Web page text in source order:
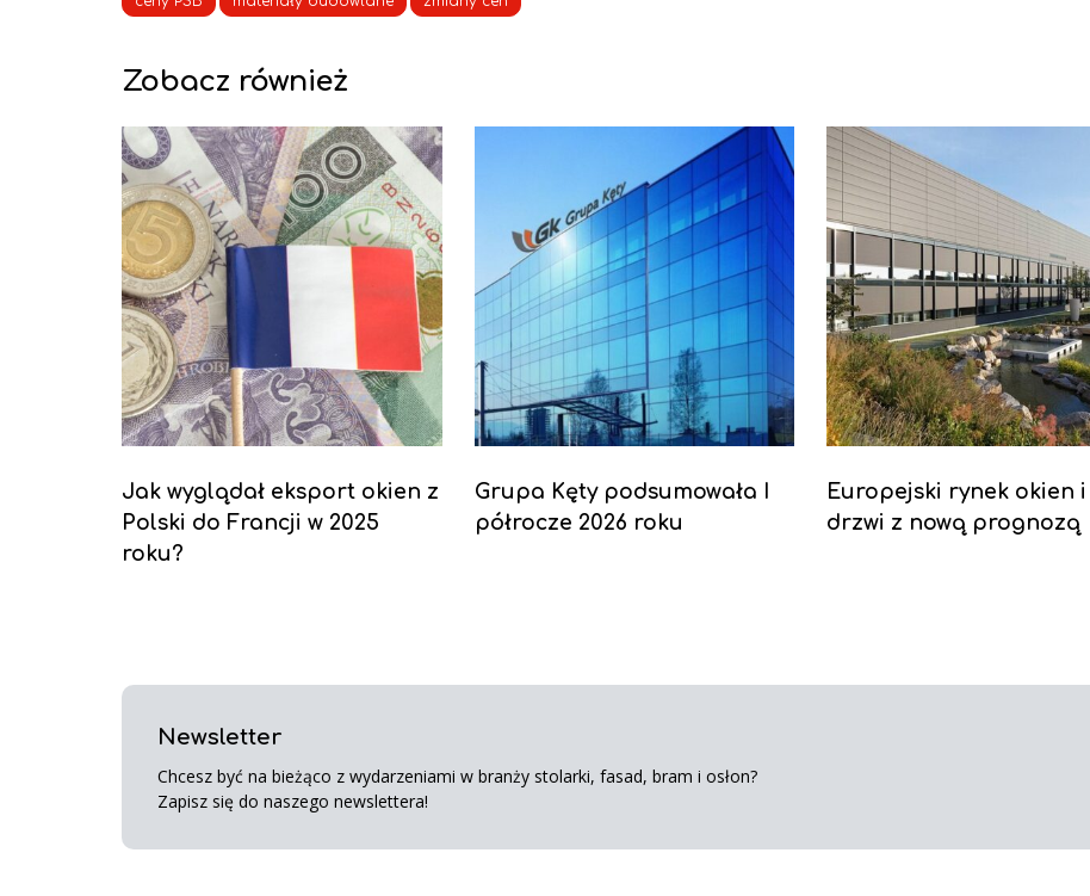
Zobacz również
Jak wyglądał eksport okien z
Polski do Francji w 2025
roku?
Grupa Kęty podsumowała I
półrocze 2026 roku
Europejski rynek okien i
drzwi z nową prognozą
Newsletter
Chcesz być na bieżąco z wydarzeniami w branży stolarki, fasad, bram i osłon?
Zapisz się do naszego newslettera!